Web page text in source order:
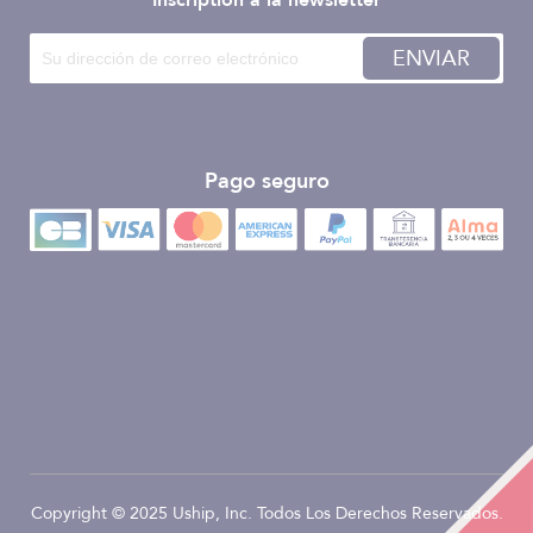
ENVIAR
Pago seguro
Copyright © 2025 Uship, Inc. Todos Los Derechos Reservados.